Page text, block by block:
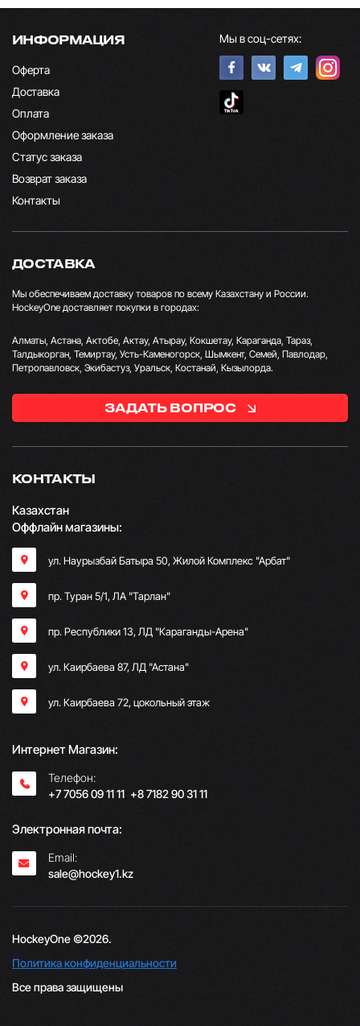
ИНФОРМАЦИЯ
Оферта
Доставка
Оплата
Оформление заказа
Статус заказа
Возврат заказа
Контакты
Мы в соц-сетях:
КОНТАКТЫ
Казахстан
Оффлайн магазины:
ул. Наурызбай Батыра 50, Жилой Комплекс "Арбат"
пр. Туран 5/1, ЛА "Тарлан"
пр. Республики 13, ​ЛД "Караганды-Арена"
ул. Каирбаева 87, ЛД "Астана"
ул. Каирбаева 72, цокольный этаж
Интернет Магазин:
Телефон:
+7 7056 09 11 11; +8 7182 90 31 11
Электронная почта:
Email:
sale@hockey1.kz
ДОСТАВКА
Мы обеспечиваем доставку товаров по всему Казахстану и России.
HockeyOne доставляет покупки в городах:
Алматы, Астана, Актобе, Актау, Атырау, Кокшетау, Караганда, Тараз,
Талдыкорган, Темиртау, Усть-Каменогорск, Шымкент, Семей, Павлодар,
Петропавловск, Экибастуз, Уральск, Костанай, Кызылорда.
ЗАДАТЬ ВОПРОС
HockeyOne ©2026.
Политика конфиденциальности
Все права защищены